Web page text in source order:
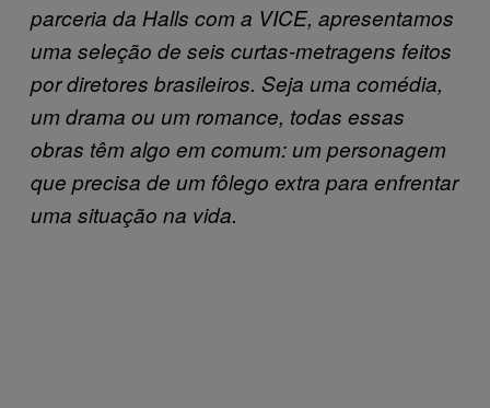
parceria da Halls com a VICE, apresentamos
uma seleção de seis curtas-metragens feitos
por diretores brasileiros. Seja uma comédia,
um drama ou um romance, todas essas
obras têm algo em comum: um personagem
que precisa de um fôlego extra para enfrentar
uma situação na vida.